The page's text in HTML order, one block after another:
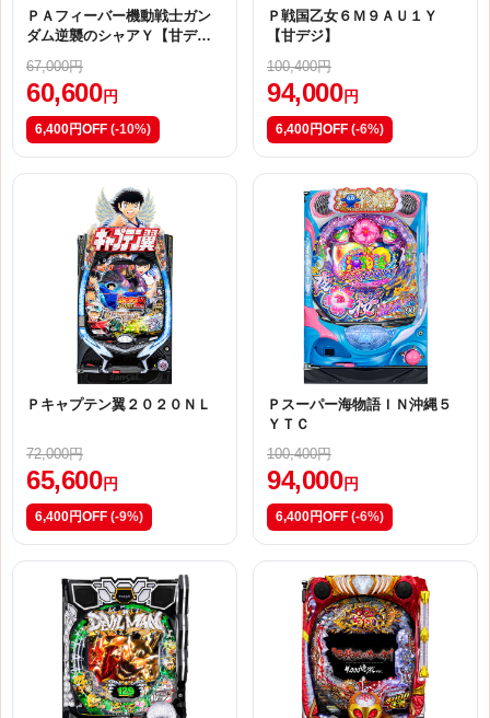
ＰＡフィーバー機動戦士ガン
ダム逆襲のシャアＹ【甘デ
67,000円
60,600円
6,400円OFF (-10%)
Ｐ戦国乙女６Ｍ９ＡＵ１Ｙ
【甘デジ】
100,400円
94,000円
6,400円OFF (-6%)
Ｐキャプテン翼２０２０ＮＬ
72,000円
65,600 円
6,400円OFF (-9%)
Ｐスーパー海物語ＩＮ沖縄５
ＹＴＣ
100,400円
94,000 円
6,400円OFF (-6%)